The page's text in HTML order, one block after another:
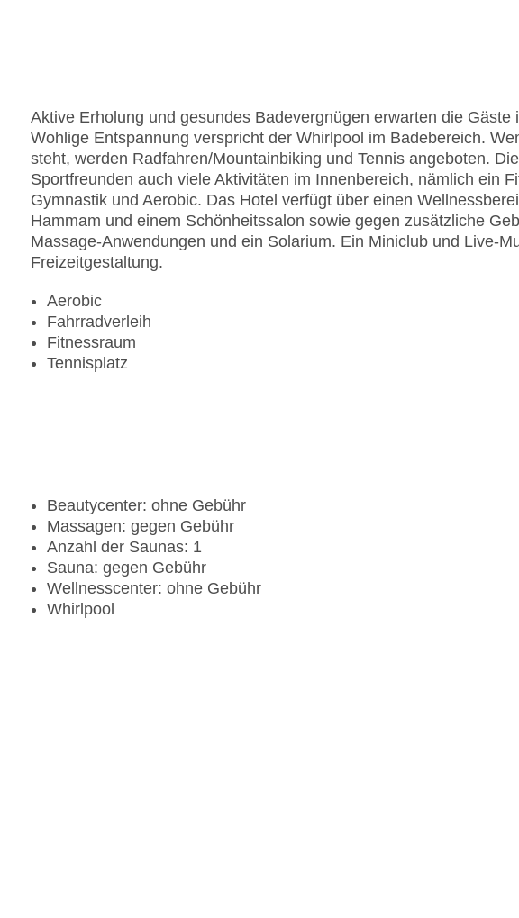
Aktive Erholung und gesundes Badevergnügen erwarten die Gäste
Wohlige Entspannung verspricht der Whirlpool im Badebereich.
steht, werden Radfahren/Mountainbiking und Tennis angeboten.
Sportfreunden auch viele Aktivitäten im Innenbereich, nämlich ein
Gymnastik und Aerobic. Das Hotel verfügt über einen
Hammam und einem Schönheitssalon sowie gegen zusätzliche
Massage-Anwendungen und ein Solarium. Ein Miniclub und Live-
Freizeitgestaltung.
Aerobic
Fahrradverleih
Fitnessraum
Tennisplatz
Beautycenter: ohne Gebühr
Massagen: gegen Gebühr
Anzahl der Saunas: 1
Sauna: gegen Gebühr
Wellnesscenter: ohne Gebühr
Whirlpool